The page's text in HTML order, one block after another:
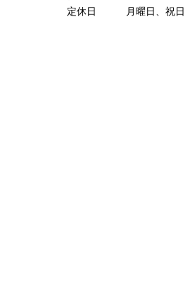
定休日 月曜日、祝日